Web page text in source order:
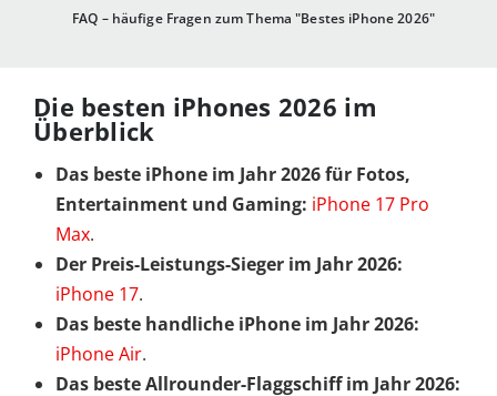
FAQ – häufige Fragen zum Thema "Bestes iPhone 2026"
Die besten iPhones 2026 im
Überblick
Das beste iPhone im Jahr 2026 für Fotos,
Entertainment und Gaming: iPhone 17 Pro
Max.
Der Preis-Leistungs-Sieger im Jahr 2026:
iPhone 17.
Das beste handliche iPhone im Jahr 2026:
iPhone Air.
Das beste Allrounder-Flaggschiff im Jahr 2026: